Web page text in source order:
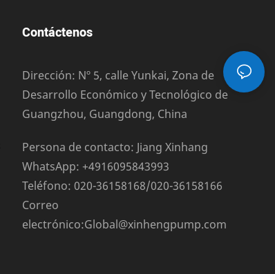
Contáctenos
Dirección: Nº 5, calle Yunkai, Zona de
Desarrollo Económico y Tecnológico de
Guangzhou, Guangdong, China
Persona de contacto: Jiang Xinhang
WhatsApp: +4916095843993
Teléfono: 020-36158168/020-36158166
Correo
electrónico:Global@xinhengpump.com